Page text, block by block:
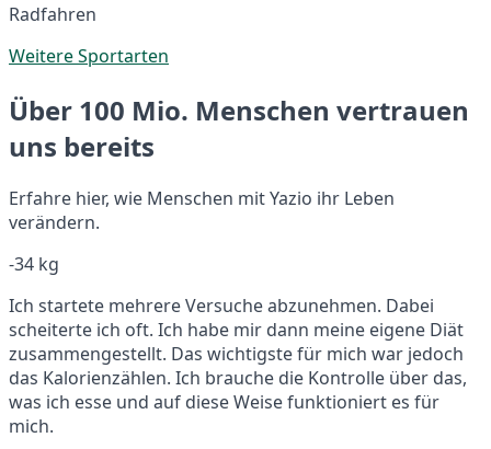
Radfahren
Weitere Sportarten
Über 100 Mio. Menschen vertrauen
uns bereits
Erfahre hier, wie Menschen mit Yazio ihr Leben
verändern.
-34 kg
Ich startete mehrere Versuche abzunehmen. Dabei
scheiterte ich oft. Ich habe mir dann meine eigene Diät
zusammengestellt. Das wichtigste für mich war jedoch
das Kalorienzählen. Ich brauche die Kontrolle über das,
was ich esse und auf diese Weise funktioniert es für
mich.